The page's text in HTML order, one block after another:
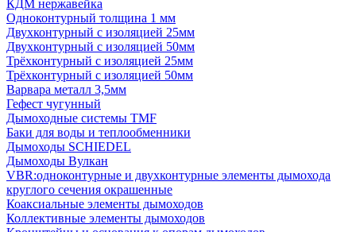
КДМ нержавейка
Одноконтурный толщина 1 мм
Двухконтурный с изоляцией 25мм
Двухконтурный с изоляцией 50мм
Трёхконтурный с изоляцией 25мм
Трёхконтурный с изоляцией 50мм
Варвара металл 3,5мм
Гефест чугунный
Дымоходные системы TMF
Баки для воды и теплообменники
Дымоходы SCHIEDEL
Дымоходы Вулкан
VBR:одноконтурные и двухконтурные элементы дымохода
круглого сечения окрашенные
Коаксиальные элементы дымоходов
Коллективные элементы дымоходов